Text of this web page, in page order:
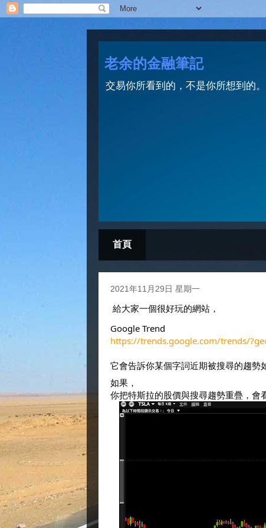
老余的金融筆記
交易你所看到的，不是你所想到的
首頁
2021年11月29日 星期一
給大家一個很好玩的網站，
Google Trend
https://trends.google.com/trends/
它會告訴你某個字詞近期被搜尋的趨勢
如果，
你把特斯拉的股價與搜尋趨勢重疊，會